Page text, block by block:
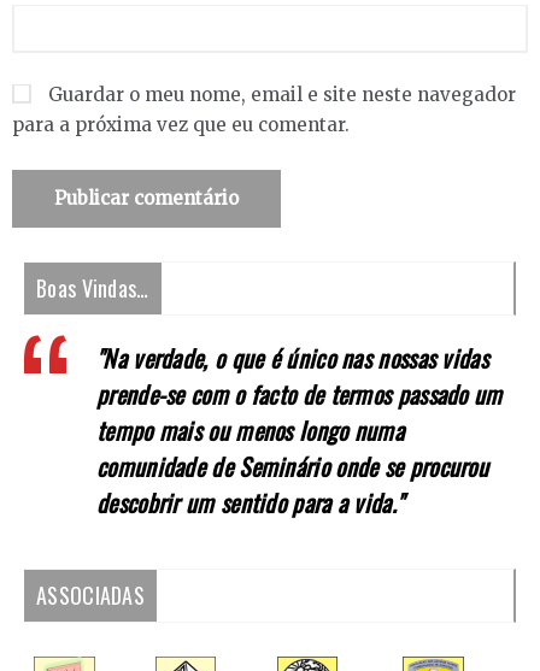
Guardar o meu nome, email e site neste navegador
para a próxima vez que eu comentar.
Boas Vindas…
"Na verdade, o que é único nas nossas vidas
prende-se com o facto de termos passado um
tempo mais ou menos longo numa
comunidade de Seminário onde se procurou
descobrir um sentido para a vida."
ASSOCIADAS